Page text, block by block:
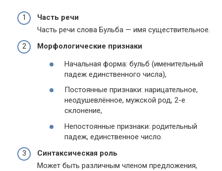
Часть речи
Часть речи слова Бульба — имя существительное.
Морфологические признаки
Начальная форма: бульб (именительный
падеж единственного числа),
Постоянные признаки: нарицательное,
неодушевлённое, мужской род, 2-е
склонение,
Непостоянные признаки: родительный
падеж, единственное число.
Синтаксическая роль
Может быть различным членом предложения,